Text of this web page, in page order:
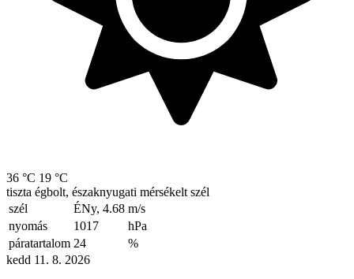
36 °C 19 °C
tiszta égbolt, északnyugati mérsékelt szél
szél
ÉNy, 4.68 m/s
nyomás
1017
hPa
páratartalom 24
%
kedd 11. 8. 2026